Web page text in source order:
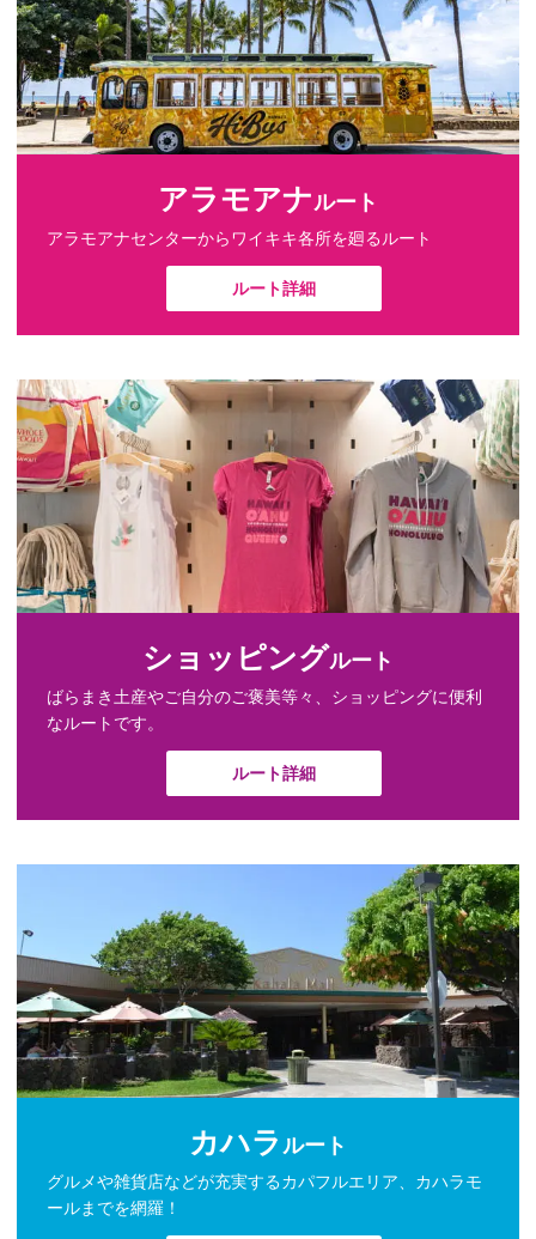
アラモアナルート
アラモアナセンターからワイキキ各所を廻るルート
ルート詳細
ショッピングルート
ばらまき土産やご自分のご褒美等々、ショッピングに便利
なルートです。
ルート詳細
カハラ ルート
グルメや雑貨店などが充実するカパフルエリア、カハラモ
ールまでを網羅！